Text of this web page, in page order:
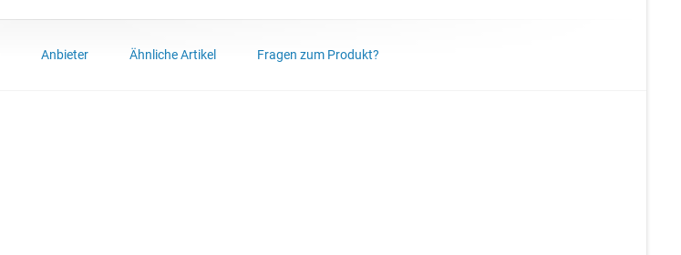
Anbieter Ähnliche Artikel Fragen zum Produkt?